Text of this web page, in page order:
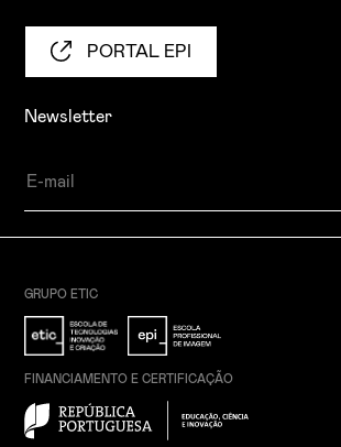
PORTAL EPI
Newsletter
GRUPO ETIC
FINANCIAMENTO E CERTIFICAÇÃO